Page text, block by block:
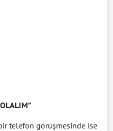
telefon görüşmesinde ise